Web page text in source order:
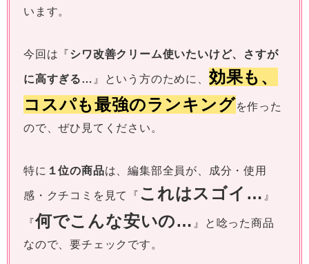
います。
今回は『シワ改善クリーム使いたいけど、さすが
に高すぎる… 』という方のために、 効果も、
コスパも最強のランキングを作った
ので、ぜひ見てください。
特に １位の商品は、編集部全員が、成分・使用
感・クチコミを見て『 これはスゴイ… 』
『何でこんな安いの… 』と唸った商品
なので、要チェックです。